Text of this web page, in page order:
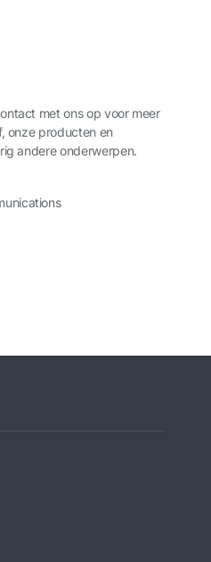
met ons op voor meer
onze producten en
andere onderwerpen.